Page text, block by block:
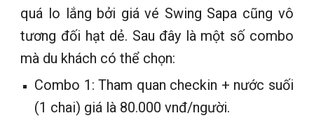
quá lo lắng bởi giá vé Swing Sapa cũng vô
tương đối hạt dẻ. Sau đây là một số combo
mà du khách có thể chọn:
Combo 1: Tham quan checkin + nước suối
(1 chai) giá là 80.000 vnđ/người.